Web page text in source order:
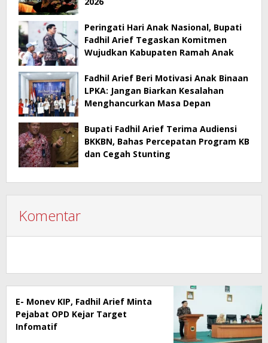
Peringati Hari Anak Nasional, Bupati
Fadhil Arief Tegaskan Komitmen
Wujudkan Kabupaten Ramah Anak
Fadhil Arief Beri Motivasi Anak Binaan
LPKA: Jangan Biarkan Kesalahan
Menghancurkan Masa Depan
Bupati Fadhil Arief Terima Audiensi
BKKBN, Bahas Percepatan Program KB
dan Cegah Stunting
Komentar
E- Monev KIP, Fadhil Arief Minta
Pejabat OPD Kejar Target
Infomatif